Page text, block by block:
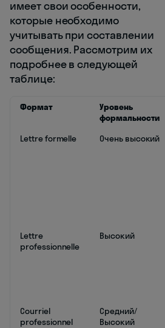
имеет свои особенности,
которые необходимо
учитывать при составлении
сообщения. Рассмотрим их
подробнее в следующей
таблице:
Формат
Уровень
формальности
Lettre formelle
Очень высокий
Lettre
professionnelle
Высокий
Courriel
professionnel
Средний/
Высокий